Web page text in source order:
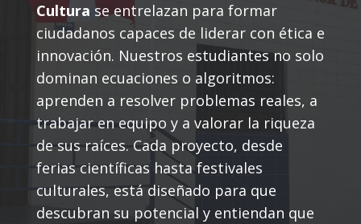
Cultura se entrelazan para formar
ciudadanos capaces de liderar con ética e
innovación. Nuestros estudiantes no solo
dominan ecuaciones o algoritmos:
aprenden a resolver problemas reales, a
trabajar en equipo y a valorar la riqueza
de sus raíces. Cada proyecto, desde
ferias científicas hasta festivales
culturales, está diseñado para que
descubran su potencial y entiendan que